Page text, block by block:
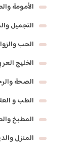
الأمومة
التجميل
الحب
الخليج
الصحة
الطب و
المطبخ
المنزل